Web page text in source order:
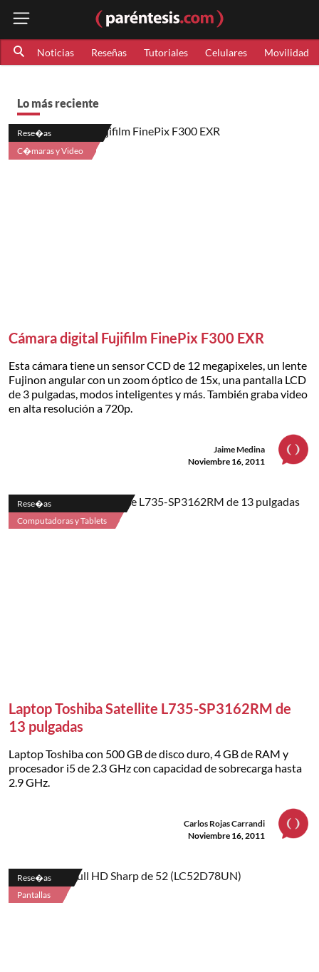
Noticias Reseñas Tutoriales Celulares Movilidad
Lo más reciente
Rese�as
C�maras y Video
Cámara digital Fujifilm FinePix F300 EXR
Esta cámara tiene un sensor CCD de 12 megapixeles, un lente
Fujinon angular con un zoom óptico de 15x, una pantalla LCD
de 3 pulgadas, modos inteligentes y más. También graba video
en alta resolución a 720p.
Jaime Medina
Noviembre 16, 2011
Rese�as
Computadoras y Tablets
Laptop Toshiba Satellite L735-SP3162RM de
13 pulgadas
Laptop Toshiba con 500 GB de disco duro, 4 GB de RAM y
procesador i5 de 2.3 GHz con capacidad de sobrecarga hasta
2.9 GHz.
Carlos Rojas Carrandi
Noviembre 16, 2011
Rese�as
Pantallas